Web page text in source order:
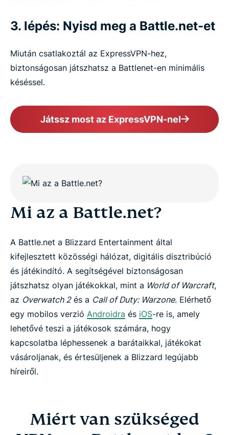
Video guide: Set up a gaming VPN
Why ExpressVPN is the best option for Battle.net
Built for real-world gaming conditions
What people are saying about ExpressVPN
Try ExpressVPN for Battle.net
3. lépés: Nyisd meg a Battle.net-et
Miután csatlakoztál az ExpressVPN-hez,
biztonságosan játszhatsz a Battlenet-en minimális
késéssel.
Játssz most az ExpressVPN-nel
Mi az a Battle.net?
A Battle.net a Blizzard Entertainment által
kifejlesztett közösségi hálózat, digitális disztribúció
és játékindító. A segítségével biztonságosan
játszhatsz olyan játékokkal, mint a World of Warcraft,
az Overwatch 2és a Call of Duty: Warzone. Elérhető
egy mobilos verzió Androidra és iOS-re is, amely
lehetővé teszi a játékosok számára, hogy
kapcsolatba léphessenek a barátaikkal, játékokat
vásároljanak, és értesüljenek a Blizzard legújabb
híreiről.
Miért van szükséged